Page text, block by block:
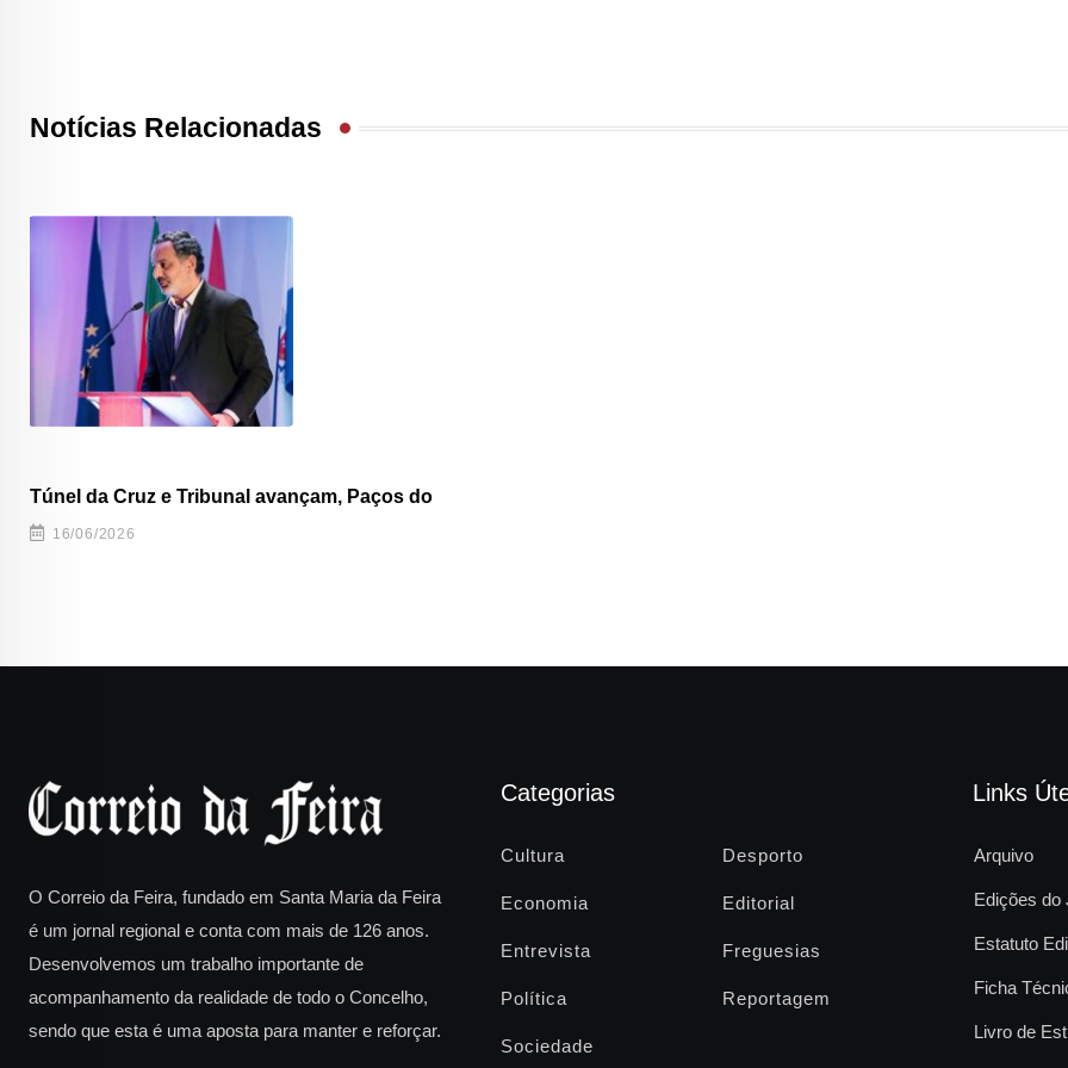
Notícias Relacionadas
Túnel da Cruz e Tribunal avançam, Paços do
16/06/2026
O Correio da Feira, fundado em Santa Maria da Feira
é um jornal regional e conta com mais de 126 anos.
Desenvolvemos um trabalho importante de
acompanhamento da realidade de todo o Concelho,
sendo que esta é uma aposta para manter e reforçar.
Categorias
Cultura Desporto
Economia Editorial
Entrevista Freguesias
Política Reportagem
Sociedade
Links
Arquivo
Edições do
Estatuto
Ficha
Livro de